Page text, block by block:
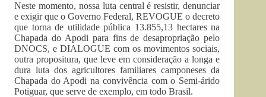
Neste momento, nossa luta central é resistir, denunciar
e exigir que o Governo Federal, REVOGUE o decreto
que torna de utilidade pública 13.855,13 hectares na
Chapada do Apodi para fins de desapropriação pelo
DNOCS, e DIALOGUE com os movimentos sociais,
outra propositura, que leve em consideração a longa e
dura luta dos agricultores familiares camponeses da
Chapada do Apodi na convivência com o Semi-árido
Potiguar, que serve de exemplo, em todo Brasil.